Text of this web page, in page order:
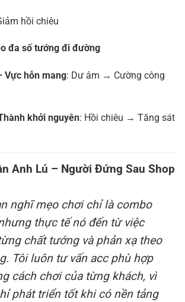
hồi chiêu
đa số tướng đi đường
Vực hỗn mang: Dư âm → Cường công
khởi nguyên: Hồi chiêu → Tăng sát
Anh Lú – Người Đứng Sau Shop
nghĩ mẹo chơi chỉ là combo
thực tế nó đến từ việc
chất tướng và phản xạ theo
Tôi luôn tư vấn acc phù hợp
cách chơi của từng khách, vì
phát triển tốt khi có nền tảng